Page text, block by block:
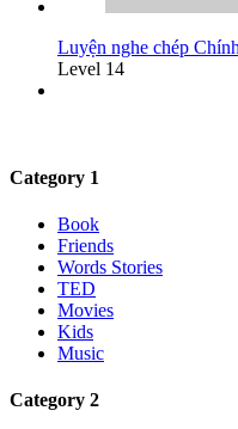
Luyện nghe chép
Level 14
Category 1
Book
Friends
Words Stories
TED
Movies
Kids
Music
Category 2